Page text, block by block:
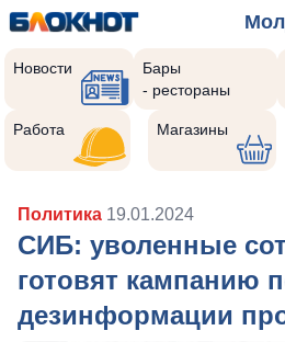
Новости
Бары
- рестораны
Работа Магазины
Политика 19.01.2024
СИБ: уволенные
готовят кампанию
дезинформации